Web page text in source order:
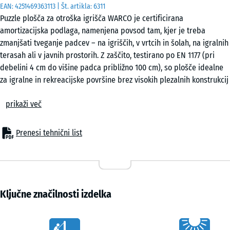
EAN:4251469363113 | Št. artikla:6311
Puzzle plošča za otroška igrišča WARCO je certificirana
amortizacijska podlaga, namenjena povsod tam, kjer je treba
zmanjšati tveganje padcev – na igriščih, v vrtcih in šolah, na igralnih
terasah ali v javnih prostorih. Z zaščito, testirano po EN 1177 (pri
debelini 4 cm do višine padca približno 100 cm), so plošče idealne
za igralne in rekreacijske površine brez visokih plezalnih konstrukcij
centrih ali fitnes prostorih so puzzle plošče preizkušena rešitev, ki
Tipične uporabe
– Igralna območja za majhne otroke, ravnotežne in gibalne površine
– Terase z igralnimi elementi ali prostori za počitek
– Domovi za starejše, rehabilitacijski in terapevtski prostori
Material in zgradba
in protizdrsno površino. V debelini 3 ali 4 cm zagotavljajo zanesljivo
prikaži več
Prenesi tehnični list
x
50
x 6
cm
|
0,25
m²
x
0,25
- 14,30 €
Ključne značilnosti izdelka